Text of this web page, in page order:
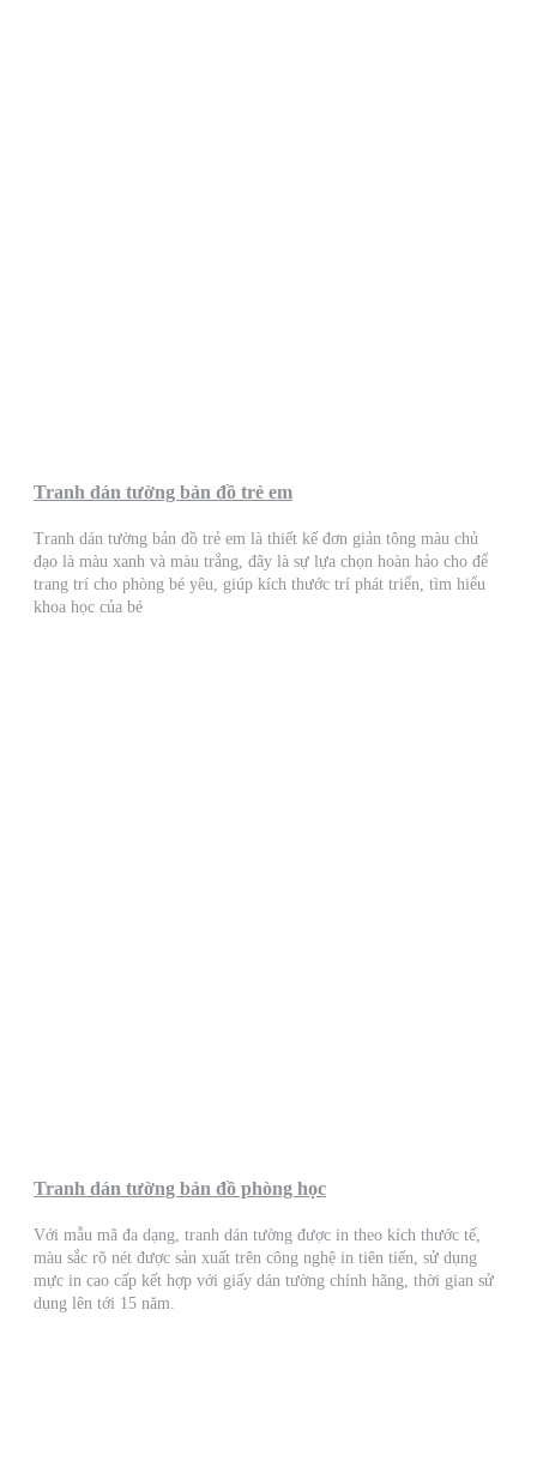
Tranh dán tường bản đồ trẻ em
Tranh dán tường bản đồ trẻ em là thiết kế đơn giản tông màu chủ
đạo là màu xanh và màu trắng, đây là sự lựa chọn hoàn hảo cho để
trang trí cho phòng bé yêu, giúp kích thước trí phát triển, tìm hiểu
khoa học của bé
Tranh dán tường bản đồ phòng học
Với mẫu mã đa dạng, tranh dán tường được in theo kích thước tế,
màu sắc rõ nét được sản xuất trên công nghệ in tiên tiến, sử dụng
mực in cao cấp kết hợp với giấy dán tường chính hãng, thời gian sử
dụng lên tới 15 năm.